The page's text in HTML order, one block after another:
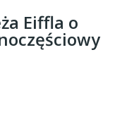
Eiffla o